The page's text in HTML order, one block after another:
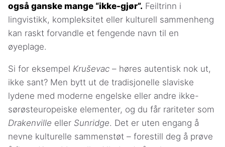
også ganske mange “ikke-gjør”. Feiltrinn i
lingvistikk, kompleksitet eller kulturell sammenheng
kan raskt forvandle et fengende navn til en
øyeplage.
Si for eksempel Kruševac – høres autentisk nok ut,
ikke sant? Men bytt ut de tradisjonelle slaviske
lydene med moderne engelske eller andre ikke-
sørøsteuropeiske elementer, og du får rariteter som
Drakenville eller Sunridge. Det er uten engang å
nevne kulturelle sammenstøt – forestill deg å prøve